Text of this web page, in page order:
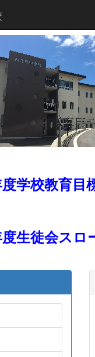
学校教育目
生徒会スロ